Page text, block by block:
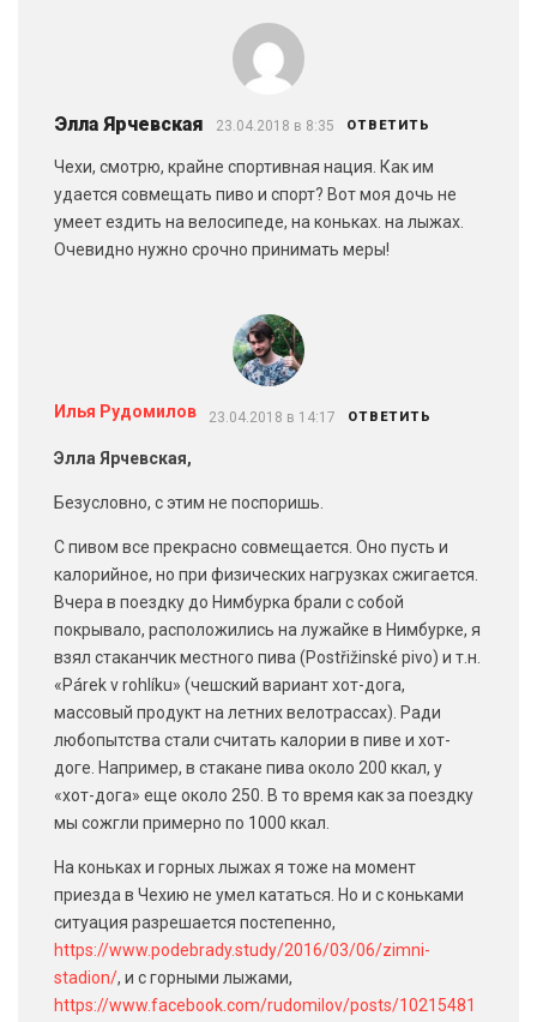
Элла Ярчевская 23.04.2018 в 8:35 ОТВЕТИТЬ
Чехи, смотрю, крайне спортивная нация. Как им
удается совмещать пиво и спорт? Вот моя дочь не
умеет ездить на велосипеде, на коньках. на лыжах.
Очевидно нужно срочно принимать меры!
Илья Рудомилов 23.04.2018 в 14:17 ОТВЕТИТЬ
Элла Ярчевская,
Безусловно, с этим не поспоришь.
С пивом все прекрасно совмещается. Оно пусть и
калорийное, но при физических нагрузках сжигается.
Вчера в поездку до Нимбурка брали с собой
покрывало, расположились на лужайке в Нимбурке, я
взял стаканчик местного пива (Postřižinské pivo) и т.н.
«Párek v rohlíku» (чешский вариант хот-дога,
массовый продукт на летних велотрассах). Ради
любопытства стали считать калории в пиве и хот-
доге. Например, в стакане пива около 200 ккал, у
«хот-дога» еще около 250. В то время как за поездку
мы сожгли примерно по 1000 ккал.
На коньках и горных лыжах я тоже на момент
приезда в Чехию не умел кататься. Но и с коньками
ситуация разрешается постепенно,
https://www.podebrady.study/2016/03/06/zimni-
stadion/, и с горными лыжами,
https://www.facebook.com/rudomilov/posts/10215481